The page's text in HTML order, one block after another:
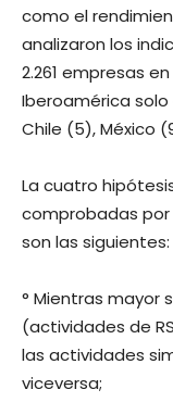
como el
analizaron los
2.261 empresas
Iberoamérica solo
Chile (5), México
La cuatro
comprobadas por
son las siguientes:
° Mientras mayor
(actividades de
las actividades
viceversa;